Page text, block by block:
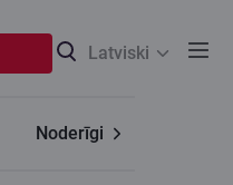
Latviski
Noderīgi